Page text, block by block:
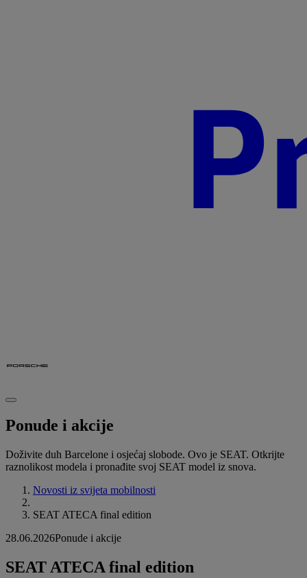
Ponude i akcije
Doživite duh Barcelone i osjećaj slobode. Ovo je SEAT. Otkrijte
raznolikost modela i pronađite svoj SEAT model iz snova.
Novosti iz svijeta mobilnosti
SEAT ATECA final edition
28.06.2026Ponude i akcije
SEAT ATECA final edition